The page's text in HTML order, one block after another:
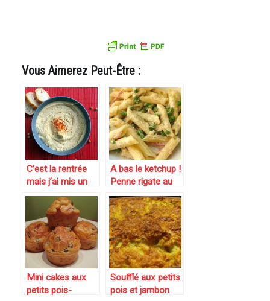
Vous Aimerez Peut-Être :
C’est la rentrée
mais j’ai mis un
peu de soleil dans
mon assiette
pour vous :
Houmous libanais
A bas le ketchup !
Penne rigate au
mascarpone,
petits pois et
jambon fumé
Mini cakes aux
petits pois-
Soufflé aux petits
pois et jambon